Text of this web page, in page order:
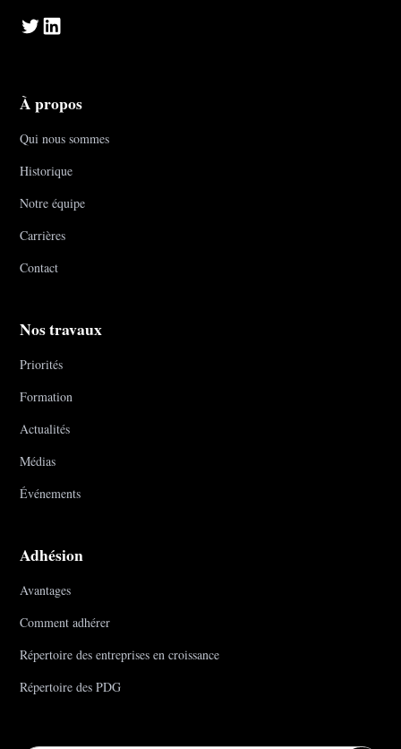
À propos
Qui nous sommes
Historique
Notre équipe
Carrières
Contact
Nos travaux
Priorités
Formation
Actualités
Médias
Événements
Adhésion
Avantages
Comment adhérer
Répertoire des entreprises en croissance
Répertoire des PDG